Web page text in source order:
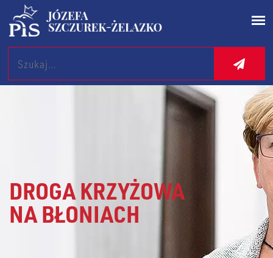
Search
DROGA KRZYŻOWA
NA BŁONIACH